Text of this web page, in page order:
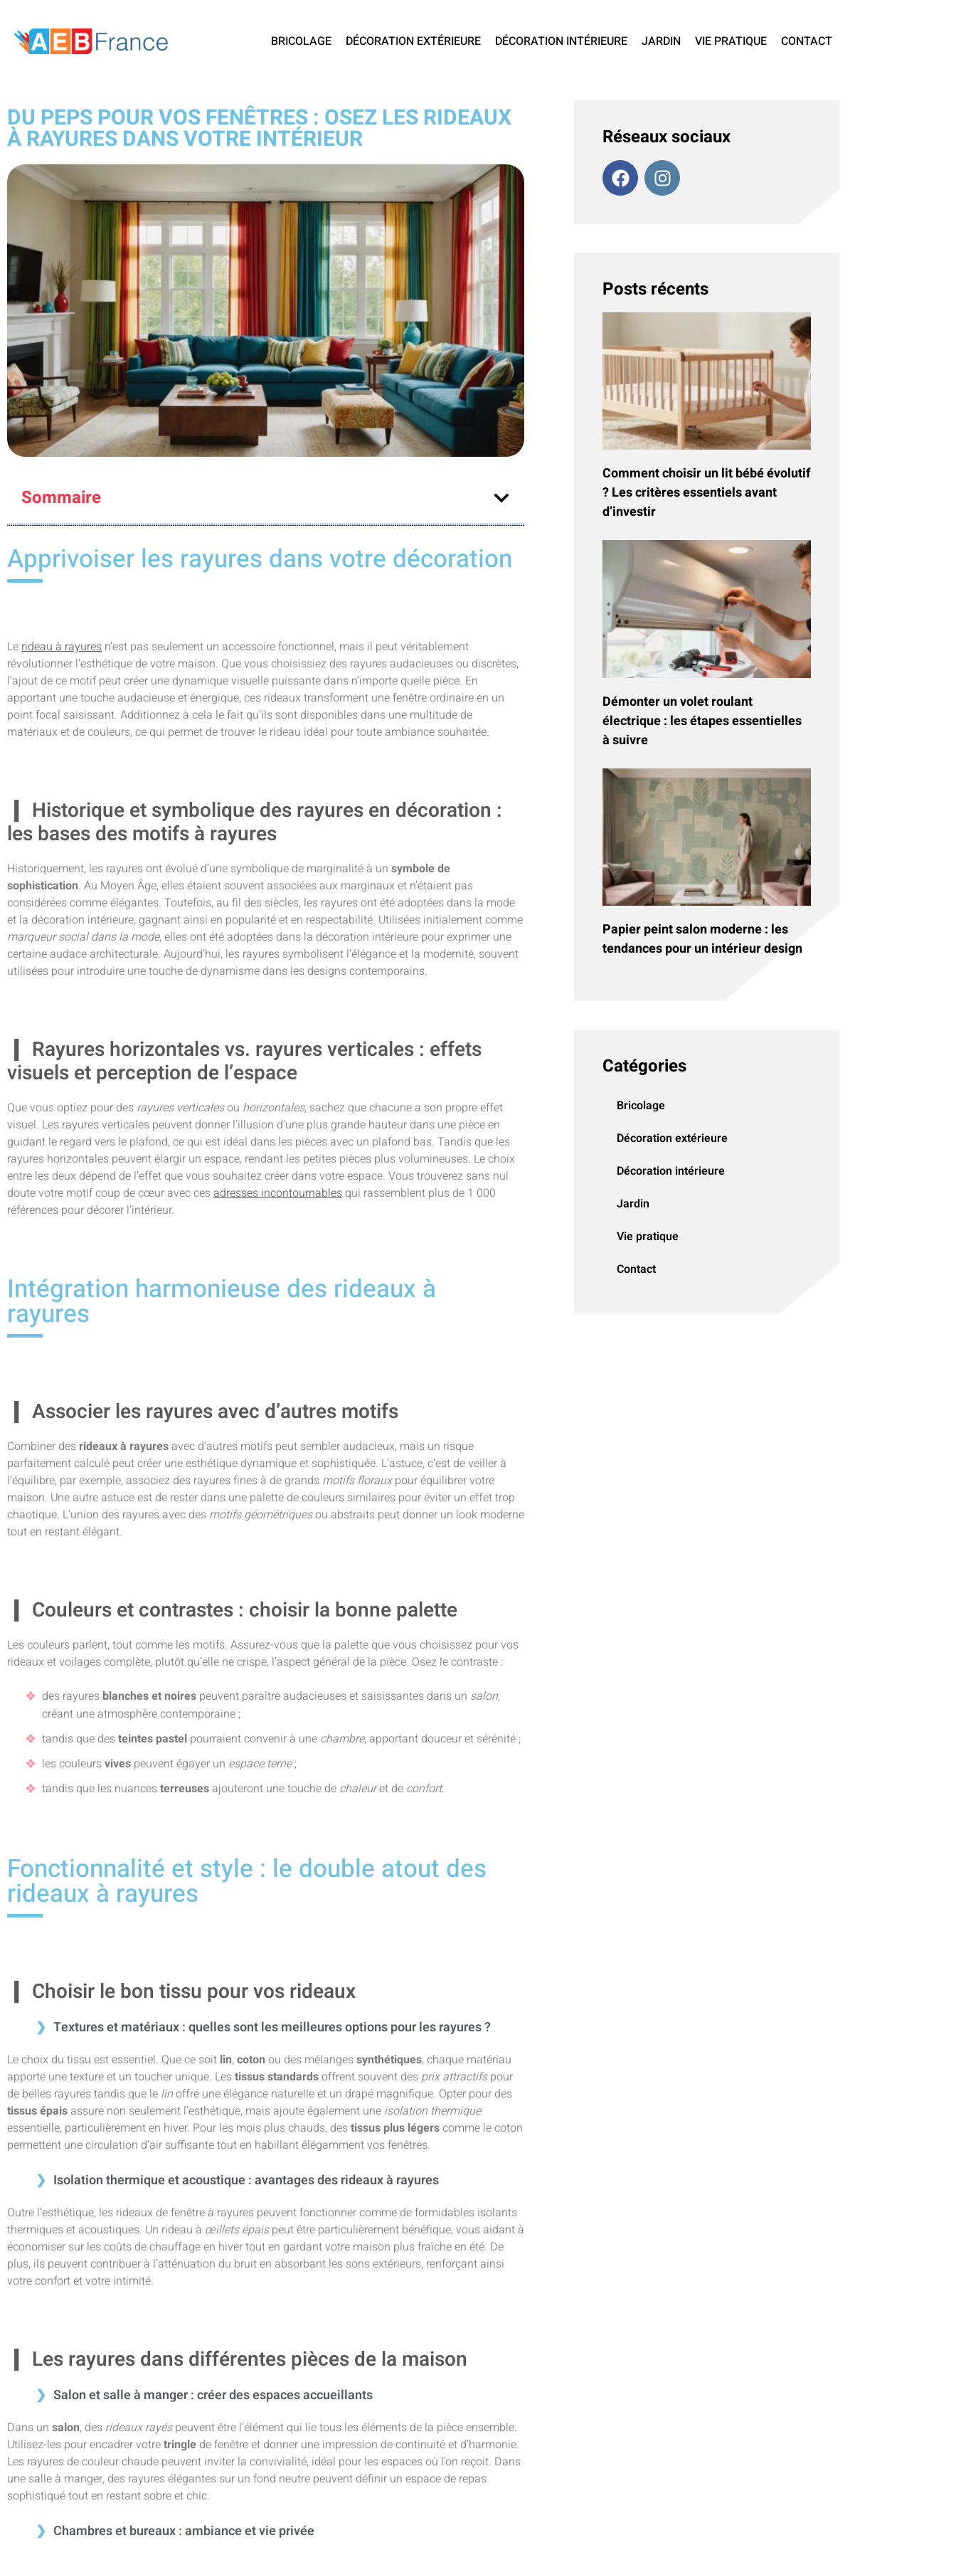
BRICOLAGE DÉCORATION EXTÉRIEURE DÉCORATION INTÉRIEURE JARDIN VIE PRATIQUE CONTACT
DU PEPS POUR VOS FENÊTRES : OSEZ LES RIDEAUX
À RAYURES DANS VOTRE INTÉRIEUR
Sommaire
Apprivoiser les rayures dans votre décoration
Lerideau à rayures n’est pas seulement un accessoire fonctionnel, mais il peut véritablement
révolutionner l’esthétique de votre maison. Que vous choisissiez des rayures audacieuses ou discrètes,
l’ajout de ce motif peut créer une dynamique visuelle puissante dans n’importe quelle pièce. En
apportant une touche audacieuse et énergique, ces rideaux transforment une fenêtre ordinaire en un
point focal saisissant. Additionnez à cela le fait qu’ils sont disponibles dans une multitude de
matériaux et de couleurs, ce qui permet de trouver le rideau idéal pour toute ambiance souhaitée.
Historique et symbolique des rayures en décoration :
les bases des motifs à rayures
Historiquement, les rayures ont évolué d’une symbolique de marginalité à un symbole de
sophistication. Au Moyen Âge, elles étaient souvent associées aux marginaux et n’étaient pas
considérées comme élégantes. Toutefois, au fil des siècles, les rayures ont été adoptées dans la mode
et la décoration intérieure, gagnant ainsi en popularité et en respectabilité. Utilisées initialement comme
marqueur social dans la mode, elles ont été adoptées dans la décoration intérieure pour exprimer une
certaine audace architecturale. Aujourd’hui, les rayures symbolisent l’élégance et la modernité, souvent
utilisées pour introduire une touche de dynamisme dans les designs contemporains.
Rayures horizontales vs. rayures verticales : effets
visuels et perception de l’espace
Que vous optiez pour des rayures verticalesou horizontales, sachez que chacune a son propre effet
visuel. Les rayures verticales peuvent donner l’illusion d’une plus grande hauteur dans une pièce en
guidant le regard vers le plafond, ce qui est idéal dans les pièces avec un plafond bas. Tandis que les
rayures horizontales peuvent élargir un espace, rendant les petites pièces plus volumineuses. Le choix
entre les deux dépend de l’effet que vous souhaitez créer dans votre espace. Vous trouverez sans nul
doute votre motif coup de cœur avec cesadresses incontournables qui rassemblent plus de 1 000
références pour décorer l’intérieur.
Intégration harmonieuse des rideaux à
rayures
Associer les rayures avec d’autres motifs
Combiner des rideaux à rayures avec d’autres motifs peut sembler audacieux, mais un risque
parfaitement calculé peut créer une esthétique dynamique et sophistiquée. L’astuce, c’est de veiller à
l’équilibre, par exemple, associez des rayures fines à de grands motifs florauxpour équilibrer votre
maison. Une autre astuce est de rester dans une palette de couleurs similaires pour éviter un effet trop
chaotique. L’union des rayures avec des motifs géométriquesou abstraits peut donner un look moderne
tout en restant élégant.
Couleurs et contrastes : choisir la bonne palette
Les couleurs parlent, tout comme les motifs. Assurez-vous que la palette que vous choisissez pour vos
rideaux et voilages complète, plutôt qu’elle ne crispe, l’aspect général de la pièce. Osez le contraste :
des rayures blancheset noires peuvent paraître audacieuses et saisissantes dans un salon,
créant une atmosphère contemporaine ;
tandis que desteintes pastel pourraient convenir à une chambre, apportant douceur et sérénité ;
les couleursvives peuvent égayer un espace terne;
tandis que les nuancesterreuses ajouteront une touche de chaleuret de confort.
Fonctionnalité et style : le double atout des
rideaux à rayures
Choisir le bon tissu pour vos rideaux
Textures et matériaux : quelles sont les meilleures options pour les rayures ?
Le choix du tissu est essentiel. Que ce soit lin,coton ou des mélangessynthétiques, chaque matériau
apporte une texture et un toucher unique. Lestissus standardsoffrent souvent desprix attractifspour
de belles rayures tandis que le linoffre une élégance naturelle et un drapé magnifique. Opter pour des
tissus épais assure non seulement l’esthétique, mais ajoute également une isolation thermique
essentielle, particulièrement en hiver. Pour les mois plus chauds, destissus plus légerscomme le coton
permettent une circulation d’air suffisante tout en habillant élégamment vos fenêtres.
Isolation thermique et acoustique : avantages des rideaux à rayures
Outre l’esthétique, les rideaux de fenêtre à rayures peuvent fonctionner comme de formidables isolants
thermiques et acoustiques. Un rideau à œillets épaispeut être particulièrement bénéfique, vous aidant à
économiser sur les coûts de chauffage en hiver tout en gardant votre maison plus fraîche en été. De
plus, ils peuvent contribuer à l’atténuation du bruit en absorbant les sons extérieurs, renforçant ainsi
votre confort et votre intimité.
Les rayures dans différentes pièces de la maison
Salon et salle à manger : créer des espaces accueillants
Dans un salon, des rideaux rayéspeuvent être l’élément qui lie tous les éléments de la pièce ensemble.
Utilisez-les pour encadrer votretringle de fenêtre et donner une impression de continuité et d’harmonie.
Les rayures de couleur chaude peuvent inviter la convivialité, idéal pour les espaces où l’on reçoit. Dans
une salle à manger, des rayures élégantes sur un fond neutre peuvent définir un espace de repas
sophistiqué tout en restant sobre et chic.
Chambres et bureaux : ambiance et vie privée
Réseaux sociaux
Posts récents
Comment choisir un lit bébé évolutif
? Les critères essentiels avant
d’investir
Démonter un volet roulant
électrique : les étapes essentielles
à suivre
Papier peint salon moderne : les
tendances pour un intérieur design
Catégories
Bricolage
Décoration extérieure
Décoration intérieure
Jardin
Vie pratique
Contact